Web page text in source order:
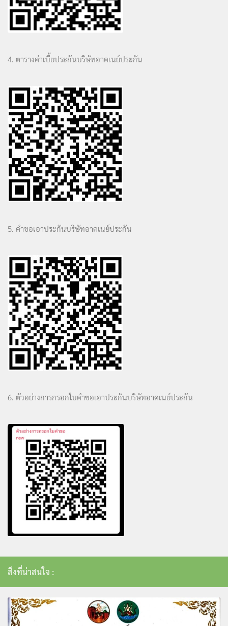
4. ตารางค่าเบี้ยประกันบริษัทอาคเนย์ประกัน
5. คำขอเอาประกันบริษัทอาคเนย์ประกัน
6. ตัวอย่างการกรอกใบคำขอเอาประกันบริษัทอาคเนย์ประกัน
สิ่งที่น่าสนใจ :